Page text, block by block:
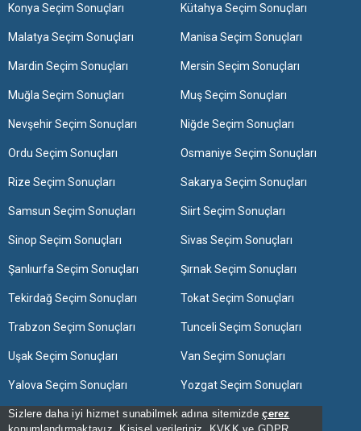
Sizlere daha iyi hizmet sunabilmek adına sitemizdeçerez
Konya Seçim Sonuçları Kütahya Seçim Sonuçları
Malatya Seçim Sonuçları Manisa Seçim Sonuçları
Mardin Seçim Sonuçları Mersin Seçim Sonuçları
Muğla Seçim Sonuçları Muş Seçim Sonuçları
Nevşehir Seçim Sonuçları Niğde Seçim Sonuçları
Ordu Seçim Sonuçları Osmaniye Seçim Sonuçları
Rize Seçim Sonuçları Sakarya Seçim Sonuçları
Samsun Seçim Sonuçları Siirt Seçim Sonuçları
Sinop Seçim Sonuçları Sivas Seçim Sonuçları
Şanlıurfa Seçim Sonuçları Şırnak Seçim Sonuçları
Tekirdağ Seçim Sonuçları Tokat Seçim Sonuçları
Trabzon Seçim Sonuçları Tunceli Seçim Sonuçları
Uşak Seçim Sonuçları Van Seçim Sonuçları
Yalova Seçim Sonuçları Yozgat Seçim Sonuçları
Zonguldak Seçim Sonuçları